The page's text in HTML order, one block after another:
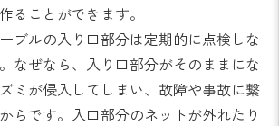
ることができます。
ブルの入り口部分は定期的に点検しな
なぜなら、入り口部分がそのままにな
ミが侵入してしまい、故障や事故に繋
らです。入口部分のネットが外れたり